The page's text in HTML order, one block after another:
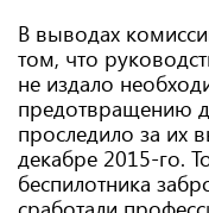
В выводах
том, что
не издало
предотвращению
проследило за их
декабре 2015-го.
беспилотника